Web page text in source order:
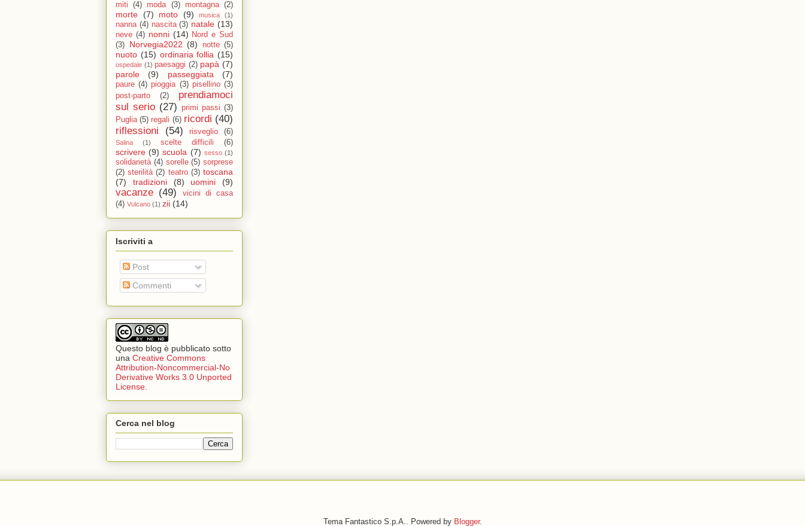
miti (4) moda (3) montagna (2)
morte (7) moto (9) musica (1)
nanna (4) nascita (3) natale (13)
neve (4) nonni (14) Nord e Sud
(3)
Norvegia2022 (8) notte (5)
nuoto (15) ordinaria follia (15)
ospedale (1) paesaggi (2) papà (7)
parole
(9) passeggiata (7)
paure (4) pioggia (3) pisellino (3)
post-parto
(2)
prendiamoci
sul serio (27) primi passi (3)
Puglia (5) regali (6) ricordi (40)
riflessioni
(54) risveglio (6)
Salina (1) scelte difficili (6)
scrivere (9) scuola (7) sesso (1)
solidarietà (4) sorelle (5) sorprese
(2) sterilità (2) teatro (3) toscana
(7)
tradizioni (8) uomini (9)
vacanze (49)
vicini di casa
(4) Vulcano (1) zii (14)
Iscriviti a
Post
Commenti
Questo blog è pubblicato sotto
una Creative Commons
Attribution-Noncommercial-No
Derivative Works 3.0 Unported
License
Cerca nel blog
Tema Fantastico S.p.A.. Powered by Blogger.